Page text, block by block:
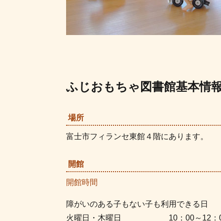
ふじおもちゃ図書館基本情
場所
富士市フィランセ東館４階にあります。
開館
開館時間
障がいのある子もない子も利用できる日
火曜日・木曜日 10：00～12：